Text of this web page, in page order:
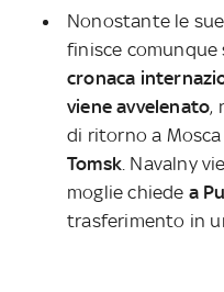
Nonostante le
finisce
cronaca
viene avvelenato,
di ritorno a
Tomsk . Navalny
moglie chiede a
trasferimento in